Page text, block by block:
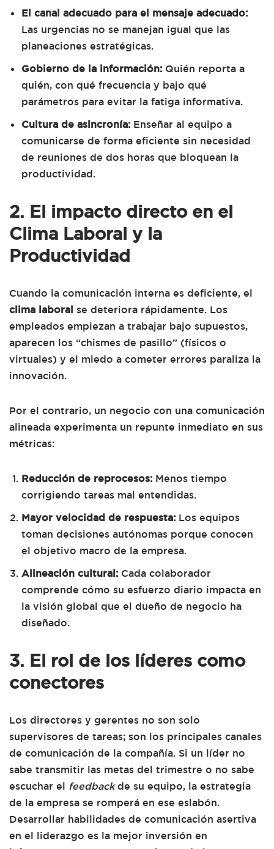
El canal adecuado para el mensaje adecuado:
Las urgencias no se manejan igual que las
planeaciones estratégicas.
Gobierno de la información: Quién reporta a
quién, con qué frecuencia y bajo qué
parámetros para evitar la fatiga informativa.
Cultura de asincronía: Enseñar al equipo a
comunicarse de forma eficiente sin necesidad
de reuniones de dos horas que bloquean la
productividad.
2. El impacto directo en el
Clima Laboral y la
Productividad
Cuando la comunicación interna es deficiente, el
clima laboral se deteriora rápidamente. Los
empleados empiezan a trabajar bajo supuestos,
aparecen los “chismes de pasillo” (físicos o
virtuales) y el miedo a cometer errores paraliza la
innovación.
Por el contrario, un negocio con una comunicación
alineada experimenta un repunte inmediato en sus
métricas:
Reducción de reprocesos: Menos tiempo
corrigiendo tareas mal entendidas.
Mayor velocidad de respuesta: Los equipos
toman decisiones autónomas porque conocen
el objetivo macro de la empresa.
Alineación cultural: Cada colaborador
comprende cómo su esfuerzo diario impacta en
la visión global que el dueño de negocio ha
diseñado.
3. El rol de los líderes como
conectores
Los directores y gerentes no son solo
supervisores de tareas; son los principales canales
de comunicación de la compañía. Si un líder no
sabe transmitir las metas del trimestre o no sabe
escuchar el feedbackde su equipo, la estrategia
de la empresa se romperá en ese eslabón.
Desarrollar habilidades de comunicación asertiva
en el liderazgo es la mejor inversión en